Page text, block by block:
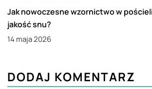
Jak nowoczesne wzornictwo w
jakość snu?
14 maja 2026
DODAJ KOMENTARZ